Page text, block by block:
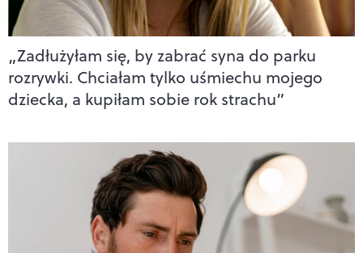
„Zadłużyłam się, by zabrać syna do parku
rozrywki. Chciałam tylko uśmiechu mojego
dziecka, a kupiłam sobie rok strachu”